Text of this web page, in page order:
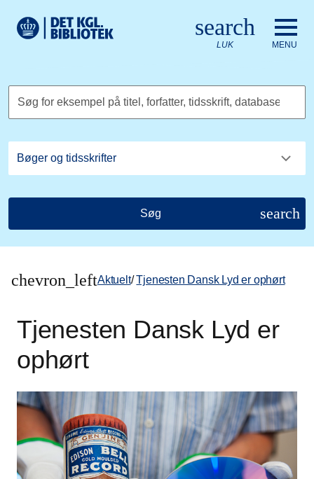
Det Kongelige Biblioteks logo. Gå til Det Kongelige
search
LUK MENU
Søg for eksempel på titel, forfatter, tidsskrift, database
Søg search
chevron_leftAktuelt/ Tjenesten Dansk Lyd er ophørt
Tjenesten Dansk Lyd er
ophørt